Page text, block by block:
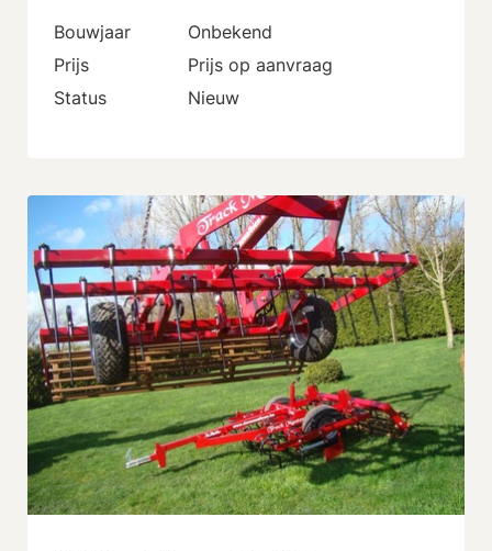
Bouwjaar
Onbekend
Prijs
Prijs op aanvraag
Status
Nieuw